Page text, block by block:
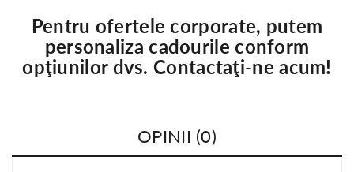
Pentru ofertele corporate, putem
personaliza cadourile conform
opţiunilor dvs. Contactaţi-ne acum!
OPINII (0)